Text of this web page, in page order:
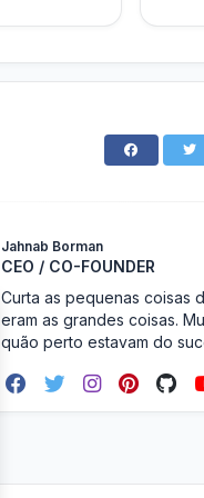
Jahnab Borman
CEO / CO-FOUNDER
Curta as pequenas coisas
eram as grandes coisas.
quão perto estavam do